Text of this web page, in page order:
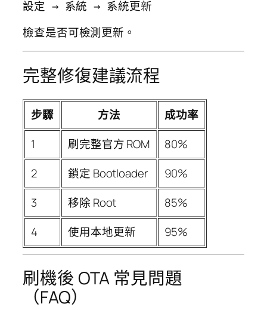
檢查是否可檢測更新。
完整修復建議流程
步驟 方法
成功率
1
刷完整官方 ROM
80%
2
鎖定 Bootloader
90%
3
移除 Root
85%
4
使用本地更新 95%
刷機後 OTA 常見問題
（FAQ）